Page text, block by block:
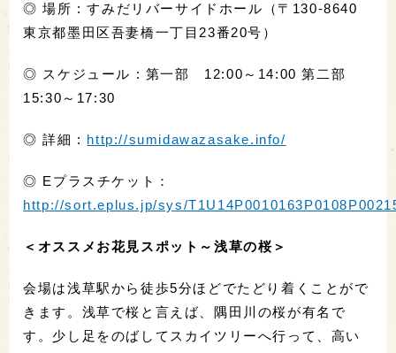
◎ 場所 : すみだリバーサイドホール（〒130-8640
東京都墨田区吾妻橋一丁目23番20号）
◎ スケジュール : 第一部 12:00～14:00 第二部
15:30～17:30
◎ 詳細 : http://sumidawazasake.info/
◎ Eプラスチケット：
http://sort.eplus.jp/sys/
＜オススメお花見スポット～浅草の桜＞
会場は浅草駅から徒歩5分ほどでたどり着くことがで
きます。浅草で桜と言えば、隅田川の桜が有名で
す。少し足をのばしてスカイツリーへ行って、高い